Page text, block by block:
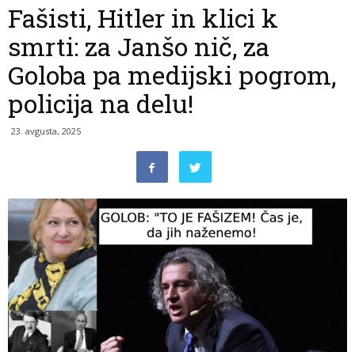
Fašisti, Hitler in klici k
smrti: za Janšo nič, za
Goloba pa medijski pogrom,
policija na delu!
23. avgusta, 2025